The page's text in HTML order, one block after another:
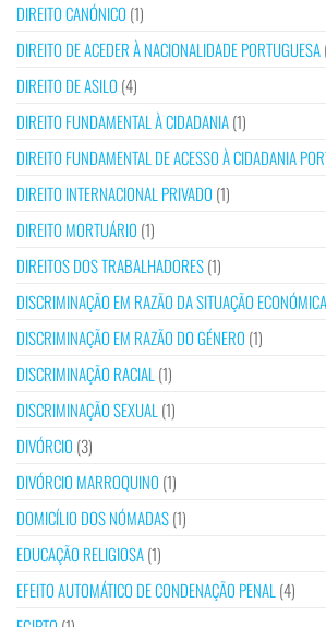
DIREITO CANÓNICO (1)
DIREITO DE ACEDER À NACIONALIDADE PORTUGUESA
DIREITO DE ASILO (4)
DIREITO FUNDAMENTAL À CIDADANIA(1)
DIREITO FUNDAMENTAL DE ACESSO À CIDADANIA
DIREITO INTERNACIONAL PRIVADO (1)
DIREITO MORTUÁRIO (1)
DIREITOS DOS TRABALHADORES(1)
DISCRIMINAÇÃO EM RAZÃO DA SITUAÇÃO ECONÓMICA
DISCRIMINAÇÃO EM RAZÃO DO GÉNERO (1)
DISCRIMINAÇÃO RACIAL (1)
DISCRIMINAÇÃO SEXUAL (1)
DIVÓRCIO (3)
DIVÓRCIO MARROQUINO (1)
DOMICÍLIO DOS NÓMADAS(1)
EDUCAÇÃO RELIGIOSA(1)
EFEITO AUTOMÁTICO DE CONDENAÇÃO PENAL (4)